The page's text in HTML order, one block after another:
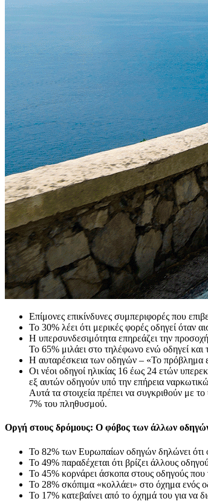
Επίμονες επικίνδυνες συμπεριφορές που
Το 30% λέει ότι μερικές φορές οδηγεί όταν
Η υπερσυνδεσιμότητα επηρεάζει την
Το 65% μιλάει στο τηλέφωνο ενώ οδηγεί και
Η αυταρέσκεια των οδηγών – «Το πρόβλημα
Οι νέοι οδηγοί ηλικίας 16 έως 24 ετών
εξ αυτών οδηγούν υπό την επήρεια
Αυτά τα στοιχεία πρέπει να συγκριθούν με
7% του πληθυσμού.
Οργή στους δρόμους: Ο φόβος των άλλων
To 82% των Ευρωπαίων οδηγών δηλώνει
Το 49% παραδέχεται ότι βρίζει άλλους
Το 45% κορνάρει άσκοπα στους οδηγούς
Το 28% σκόπιμα «κολλάει» στο όχημα ενός
Το 17% κατεβαίνει από το όχημά του για να